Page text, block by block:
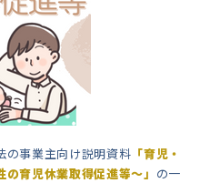
の事業主向け説明資料 「育児・
育児休業取得促進等～」 の一